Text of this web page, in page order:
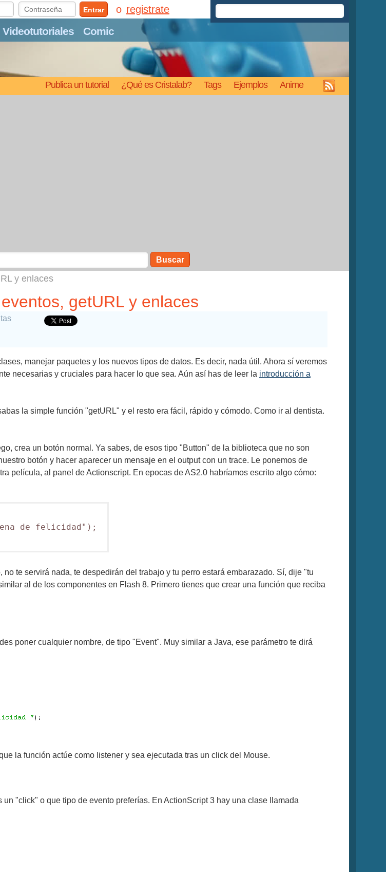
Videotutoriales Comic
Publica un tutorial ¿Qué es Cristalab? Tags Ejemplos Anime
Entrar registrate
Buscar
y enlaces
getURL y enlaces
manejar paquetes y los nuevos tipos de datos. Es decir, nada útil. Ahora sí veremos
necesarias y cruciales para hacer lo que sea. Aún así has de leer la introducción a
la simple función "getURL" y el resto era fácil, rápido y cómodo. Como ir al dentista.
crea un botón normal. Ya sabes, de esos tipo "Button" de la biblioteca que no son
botón y hacer aparecer un mensaje en el output con un trace. Le ponemos de
película, al panel de Actionscript. En epocas de AS2.0 habríamos escrito algo cómo:
de felicidad");
te servirá nada, te despedirán del trabajo y tu perro estará embarazado. Sí, dije "tu
al de los componentes en Flash 8. Primero tienes que crear una función que reciba
poner cualquier nombre, de tipo "Event". Muy similar a Java, ese parámetro te dirá
la función actúe como listener y sea ejecutada tras un click del Mouse.
"click" o que tipo de evento preferías. En ActionScript 3 hay una clase llamada